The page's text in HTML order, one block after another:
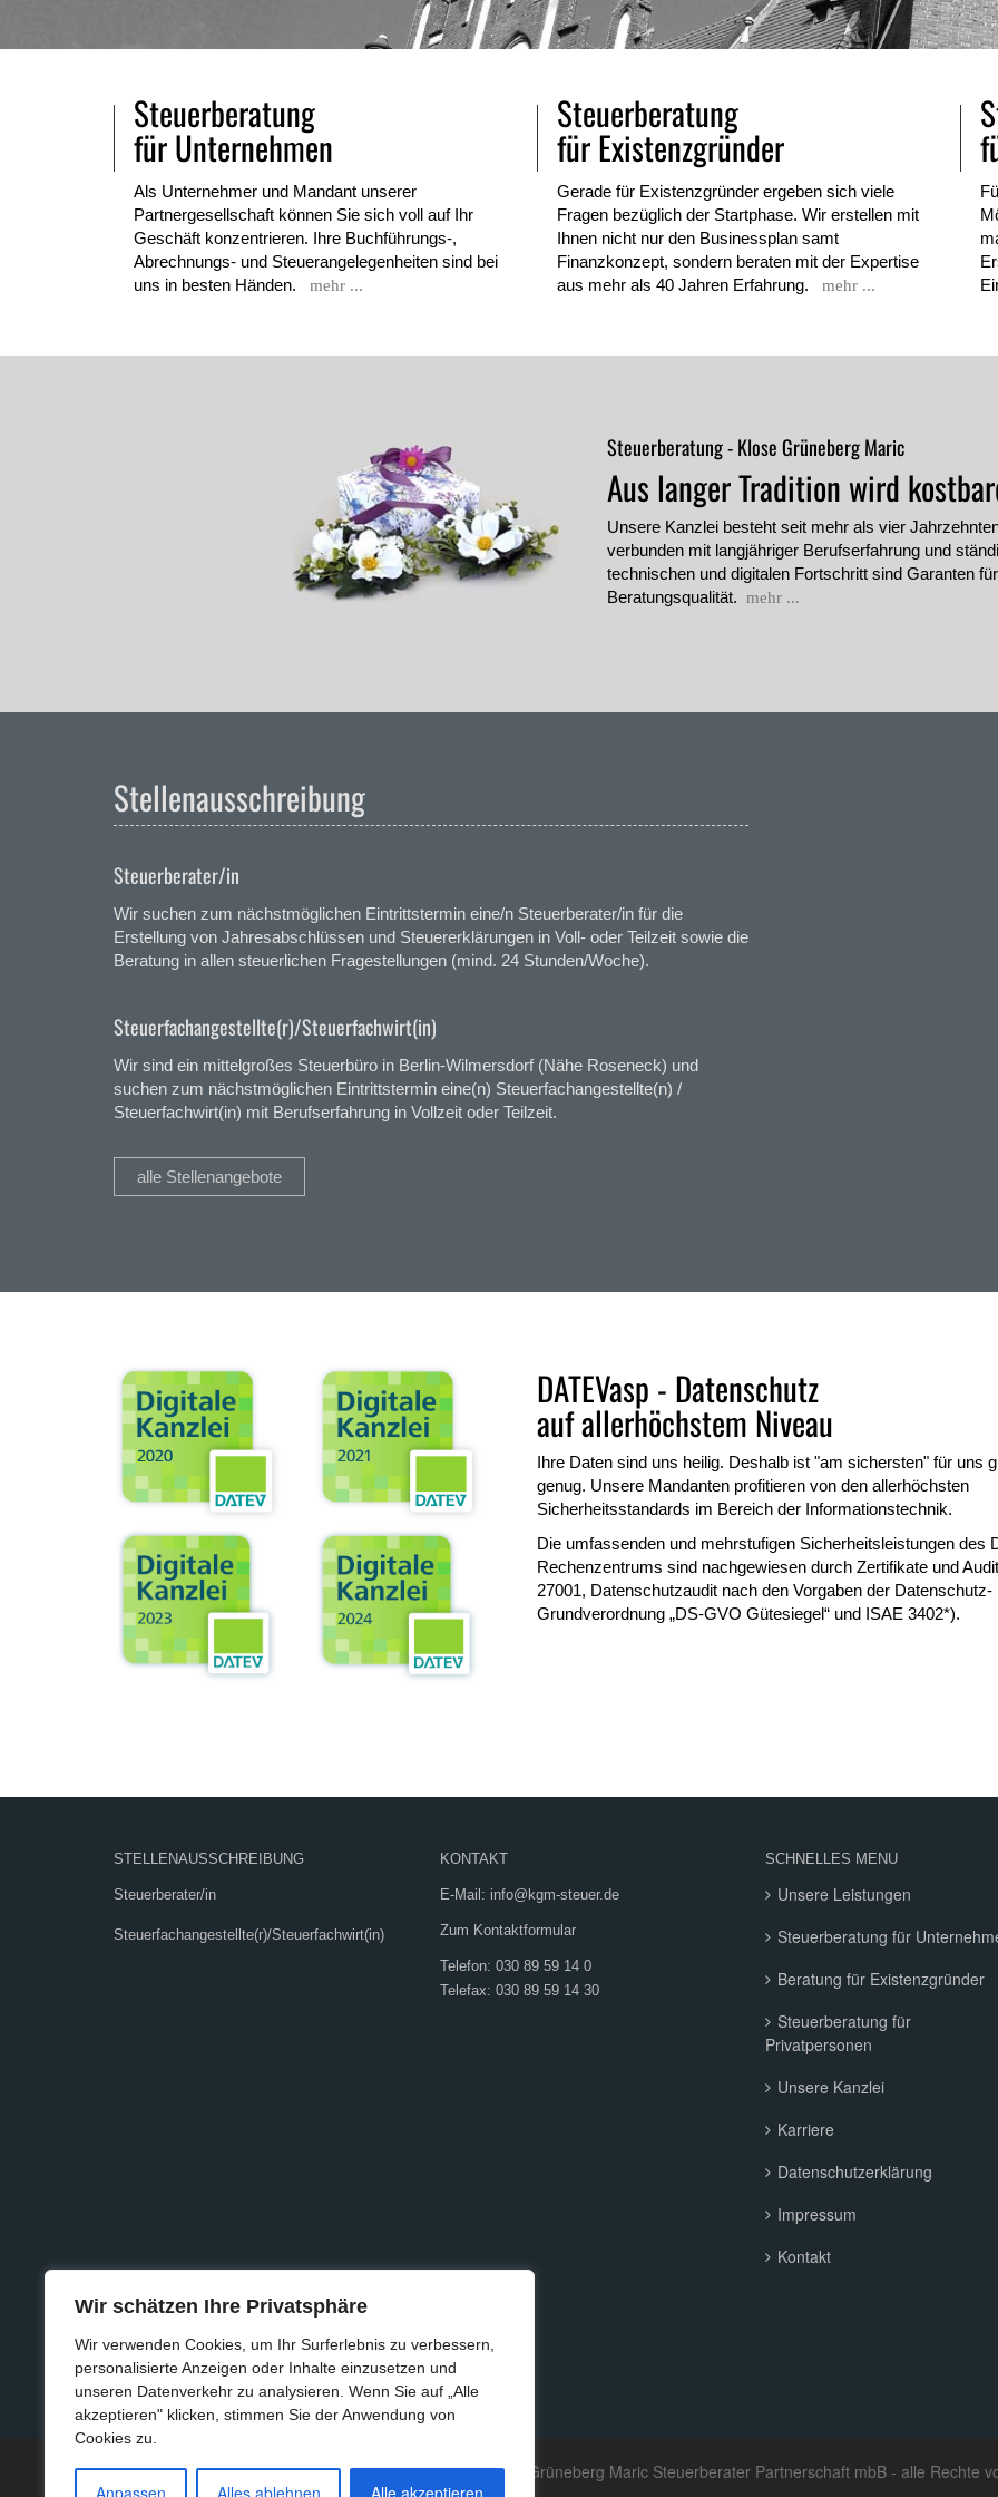
Wir schätzen Ihre Privatsphäre
Wir verwenden Cookies, um Ihr Surferlebnis zu verbessern,
personalisierte Anzeigen oder Inhalte einzusetzen und
unseren Datenverkehr zu analysieren. Wenn Sie auf „Alle
akzeptieren" klicken, stimmen Sie der Anwendung von
Cookies zu.
Anpassen Alles ablehnen Alle akzeptieren
Steuerberatung
für Unternehmen
Als Unternehmer und Mandant unserer
Partnergesellschaft können Sie sich voll auf Ihr
Geschäft konzentrieren. Ihre Buchführungs-,
Abrechnungs- und Steuerangelegenheiten sind bei
uns in besten Händen.
mehr ...
Steuerberatung
für Existenzgründer
Gerade für Existenzgründer ergeben sich viele
Fragen bezüglich der Startphase. Wir erstellen mit
Ihnen nicht nur den Businessplan samt
Finanzkonzept, sondern beraten mit der Expertise
aus mehr als 40 Jahren Erfahrung.
mehr ...
Steuerberatung - Klose Grüneberg Maric
Aus langer Tradition wird
Unsere Kanzlei besteht seit mehr als vier
verbunden mit langjähriger Berufserfahrung und
technischen und digitalen Fortschritt sind Garanten
Beratungsqualität. mehr ...
Stellenausschreibung
Steuerberater/in
Wir suchen zum nächstmöglichen Eintrittstermin eine/n Steuerberater/in für die
Erstellung von Jahresabschlüssen und Steuererklärungen in Voll- oder Teilzeit sowie die
Beratung in allen steuerlichen Fragestellungen (mind. 24 Stunden/Woche).
Steuerfachangestellte(r)/Steuerfachwirt(in)
Wir sind ein mittelgroßes Steuerbüro in Berlin-Wilmersdorf (Nähe Roseneck) und
suchen zum nächstmöglichen Eintrittstermin eine(n) Steuerfachangestellte(n) /
Steuerfachwirt(in) mit Berufserfahrung in Vollzeit oder Teilzeit.
alle Stellenangebote
DATEVasp - Datenschutz
auf allerhöchstem Niveau
Ihre Daten sind uns heilig. Deshalb ist "am sichersten" für uns
genug. Unsere Mandanten profitieren von den allerhöchsten
Sicherheitsstandards im Bereich der Informationstechnik.
Die umfassenden und mehrstufigen Sicherheitsleistungen des
Rechenzentrums sind nachgewiesen durch Zertifikate und
27001, Datenschutzaudit nach den Vorgaben der Datenschutz-
Grundverordnung „DS-GVO Gütesiegel“ und ISAE 3402*).
STELLENAUSSCHREIBUNG
Steuerberater/in
Steuerfachangestellte(r)/Steuerfachwirt(in)
KONTAKT
E-Mail: info@kgm-steuer.de
Zum Kontaktformular
Telefon: 030 89 59 14 0
Telefax: 030 89 59 14 30
SCHNELLES MENU
Unsere Leistungen
Steuerberatung für
Beratung für Existenzgründer
Steuerberatung für
Privatpersonen
Unsere Kanzlei
Karriere
Datenschutzerklärung
Impressum
Kontakt
© 2025 Klose Grüneberg Maric Steuerberater Partnerschaft mbB - alle Rechte